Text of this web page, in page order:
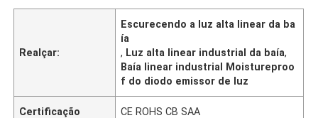
Realçar:
Escurecendo a luz alta linear da ba
ía
, Luz alta linear industrial da baía,
Baía linear industrial Moistureproo
f do diodo emissor de luz
Certificação CE ROHS CB SAA